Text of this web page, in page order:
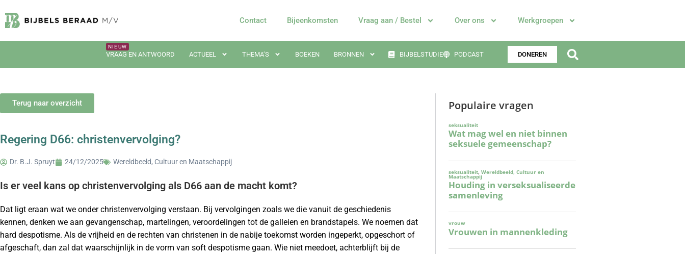
Contact Bijeenkomsten Vraag aan / Bestel Over ons Werkgroepen
VRAAG EN ANTWOORD ACTUEEL THEMA’S BOEKEN BRONNEN BIJBELSTUDIE PODCAST DONEREN
Terug naar overzicht
Regering D66: christenvervolging?
Dr. B.J. Spruyt 24/12/2025 Wereldbeeld, Cultuur en Maatschappij
Is er veel kans op christenvervolging als D66 aan de macht komt?
Dat ligt eraan wat we onder christenvervolging verstaan. Bij vervolgingen zoals we die vanuit de geschiedenis
kennen, denken we aan gevangenschap, martelingen, veroordelingen tot de galleien en brandstapels. We noemen dat
hard despotisme. Als de vrijheid en de rechten van christenen in de nabije toekomst worden ingeperkt, opgeschort of
afgeschaft, dan zal dat waarschijnlijk in de vorm van soft despotisme gaan. Wie niet meedoet, achterblijft bij de
Populaire vragen